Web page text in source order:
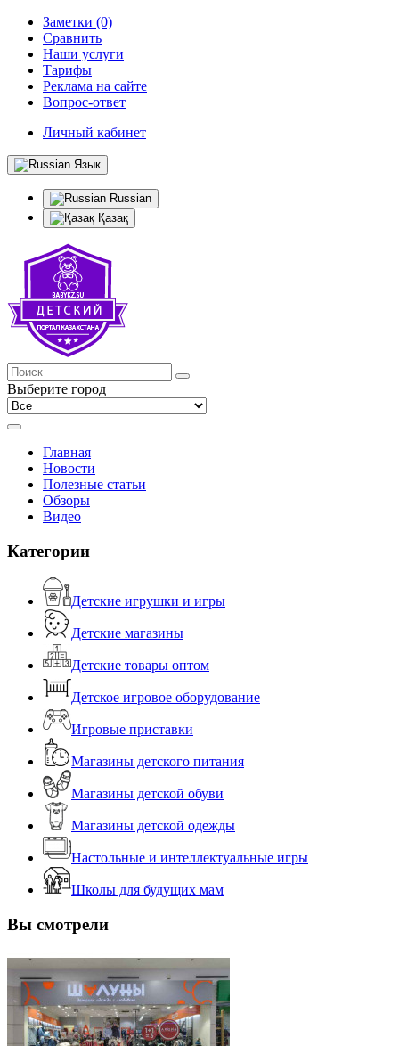
Заметки (0)
Сравнить
Наши услуги
Тарифы
Реклама на сайте
Вопрос-ответ
Личный кабинет
Язык
Russian
Қазақ
Выберите город
Главная
Новости
Полезные статьи
Обзоры
Видео
Категории
Детские игрушки и игры
Детские магазины
Детские товары оптом
Детское игровое оборудование
Игровые приставки
Магазины детского питания
Магазины детской обуви
Магазины детской одежды
Настольные и интеллектуальные игры
Школы для будущих мам
Вы смотрели